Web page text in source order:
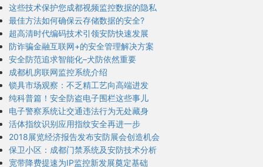
这些技术保护您成都视频监控数据的隐私
最佳方法如何确保云存储数据的安全?
超高清时代编码技术引领安防快速发展
防诈骗金融互联网+的安全管理解决方案
安全防范追求智能化–犬防依然重要
成都机房联网监控系统介绍
锁具市场观察：不乏精工艺向高端进发
纯科普篇！安全防盗电子围栏这些事儿
电子警察系统让交通违法行为无处藏身
活体指纹识别应用指纹安全再进一步
2018展览经济报告发布安防展会创造机会
保卫小区：成都门禁系统及安防技术分析
宽带降费提速为IP监控新发展奠定基础